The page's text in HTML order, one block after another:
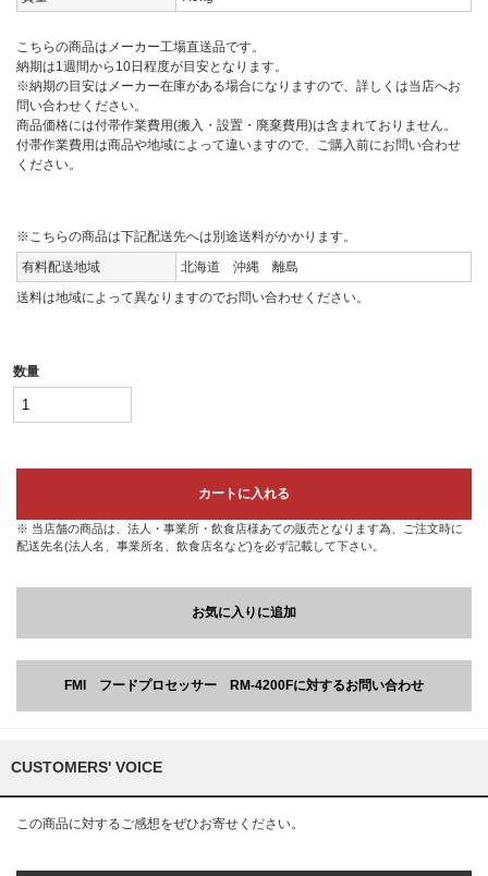
こちらの商品はメーカー工場直送品です。
納期は1週間から10日程度が目安となります。
※納期の目安はメーカー在庫がある場合になりますので、詳しくは当店へお
問い合わせください。
商品価格には付帯作業費用(搬入・設置・廃棄費用)は含まれておりません。
付帯作業費用は商品や地域によって違いますので、ご購入前にお問い合わせ
ください。
※こちらの商品は下記配送先へは別途送料がかかります。
有料配送地域
北海道 沖縄 離島
送料は地域によって異なりますのでお問い合わせください。
数量
カートに入れる
※ 当店舗の商品は、法人・事業所・飲食店様あての販売となります為、ご注文時に
配送先名(法人名、事業所名、飲食店名など)を必ず記載して下さい。
お気に入りに追加
FMI フードプロセッサー RM-4200Fに対するお問い合わせ
CUSTOMERS' VOICE
この商品に対するご感想をぜひお寄せください。